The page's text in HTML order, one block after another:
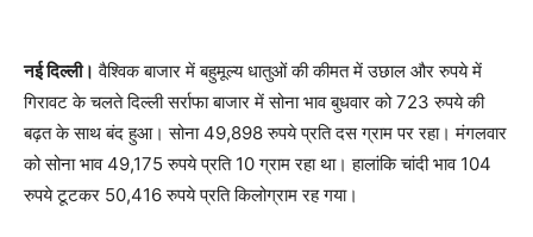
नई दिल्ली। वैश्विक बाजार में बहुमूल्य धातुओं की कीमत में उछाल और रुपये में
गिरावट के चलते दिल्ली सर्राफा बाजार में सोना भाव बुधवार को 723 रुपये की
बढ़त के साथ बंद हुआ। सोना 49,898 रुपये प्रति दस ग्राम पर रहा। मंगलवार
को सोना भाव 49,175 रुपये प्रति 10 ग्राम रहा था। हालांकि चांदी भाव 104
रुपये टूटकर 50,416 रुपये प्रति किलोग्राम रह गया।